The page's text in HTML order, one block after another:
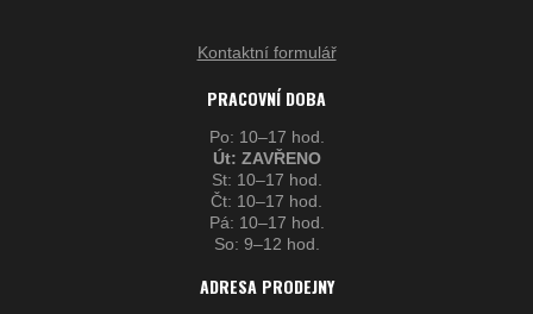
Kontaktní formulář
PRACOVNÍ DOBA
Po: 10–17 hod.
Út: ZAVŘENO
St: 10–17 hod.
Čt: 10–17 hod.
Pá: 10–17 hod.
So: 9–12 hod.
ADRESA PRODEJNY